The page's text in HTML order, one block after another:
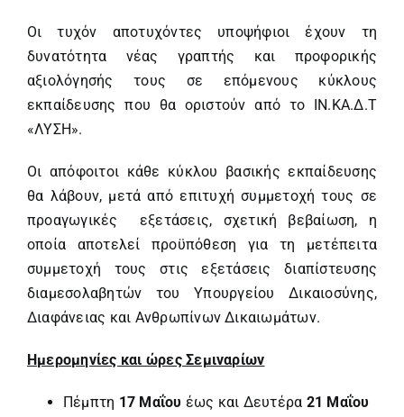
Οι τυχόν αποτυχόντες υποψήφιοι έχουν τη
δυνατότητα νέας γραπτής και προφορικής
αξιολόγησής τους σε επόμενους κύκλους
εκπαίδευσης που θα οριστούν από το ΙΝ.ΚΑ.Δ.Τ
«ΛΥΣΗ».
Οι απόφοιτοι κάθε κύκλου βασικής εκπαίδευσης
θα λάβουν, μετά από επιτυχή συμμετοχή τους σε
προαγωγικές εξετάσεις, σχετική βεβαίωση, η
οποία αποτελεί προϋπόθεση για τη μετέπειτα
συμμετοχή τους στις εξετάσεις διαπίστευσης
διαμεσολαβητών του Υπουργείου Δικαιοσύνης,
Διαφάνειας και Ανθρωπίνων Δικαιωμάτων.
Ημερομηνίες και ώρες Σεμιναρίων
Πέμπτη 17 Μαΐου έως και Δευτέρα 21 Μαΐου